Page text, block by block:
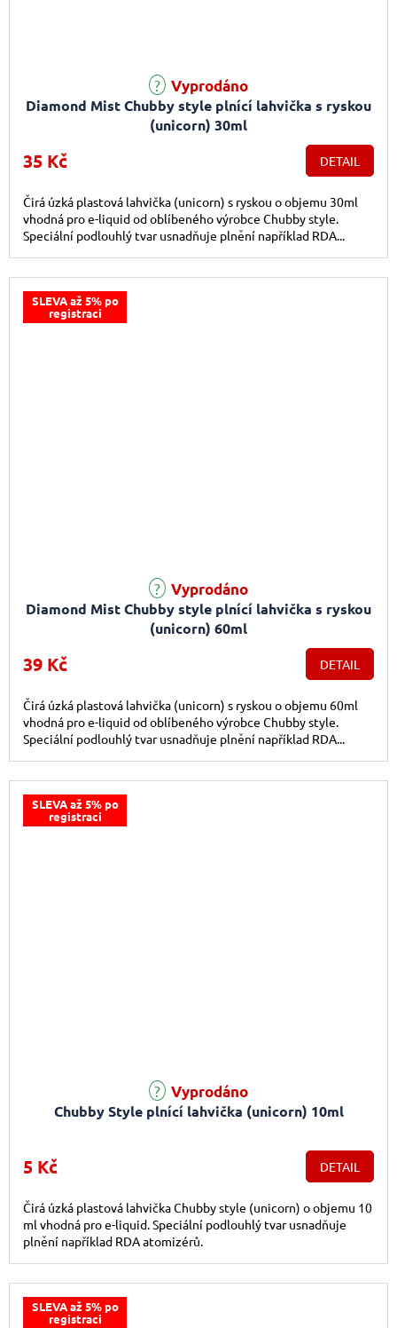
Diamond Mist Chubby style plnící lahvička s ryskou
(unicorn) 30ml
Průměrné hodnocení produktu je 5,0 z 5 hvězdiček.
Vyprodáno
35 Kč DETAIL
Čirá úzká plastová lahvička (unicorn) s ryskou o objemu 30ml
vhodná pro e-liquid od oblíbeného výrobce Chubby style.
Speciální podlouhlý tvar usnadňuje plnění například RDA...
SLEVA až 5% po
registraci
Diamond Mist Chubby style plnící lahvička s ryskou
(unicorn) 60ml
Vyprodáno
39 Kč DETAIL
Čirá úzká plastová lahvička (unicorn) s ryskou o objemu 60ml
vhodná pro e-liquid od oblíbeného výrobce Chubby style.
Speciální podlouhlý tvar usnadňuje plnění například RDA...
SLEVA až 5% po
registraci
Chubby Style plnící lahvička (unicorn) 10ml
Vyprodáno
5 Kč DETAIL
Čirá úzká plastová lahvička Chubby style (unicorn) o objemu 10
ml vhodná pro e-liquid. Speciální podlouhlý tvar usnadňuje
plnění například RDA atomizérů.
SLEVA až 5% po
registraci